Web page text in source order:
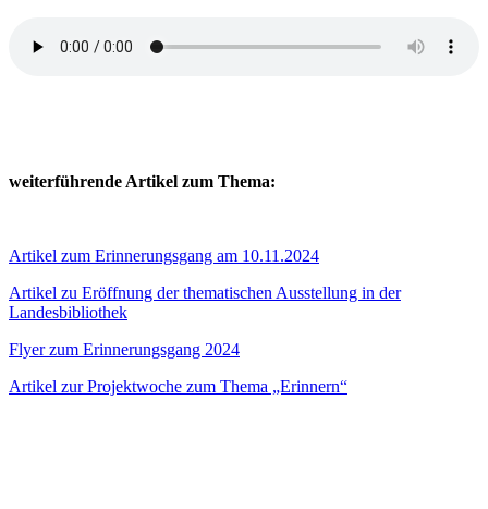
weiterführende Artikel zum Thema:
Artikel zum Erinnerungsgang am 10.11.2024
Artikel zu Eröffnung der thematischen Ausstellung in der
Landesbibliothek
Flyer zum Erinnerungsgang 2024
Artikel zur Projektwoche zum Thema „Erinnern“